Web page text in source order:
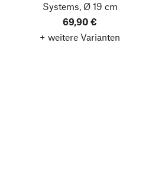
Systems, Ø 19 cm
69,90 €
+ weitere Varianten